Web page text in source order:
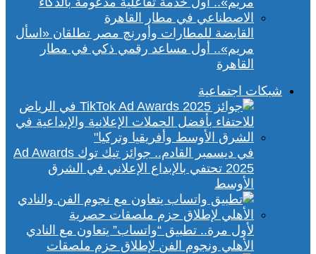
القابضة للمطارات وأورنچ مصر تطلقان «اسأل
مريم».. أول مساعد رقمي ذكي في مطار
القاهرة
شبكات اجتماعية
في ديسمبر القادم.. جوائز تيك توك Ad Awards
2025 تحتفي بالإبداع الإعلاني في الشرق
الأوسط
لأول مرة.. تطبيق “واتساب” يتعاون مع النادي
الأهلي ونجوم الفن لإطلاق حزم ملصقات